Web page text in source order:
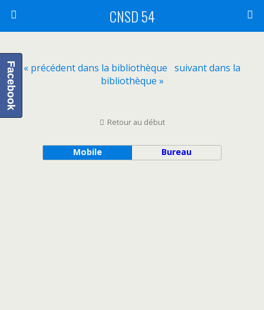
CNSD 54
« précédent dans la bibliothèque suivant dans la
bibliothèque »
Facebook
Retour au début
Mobile Bureau